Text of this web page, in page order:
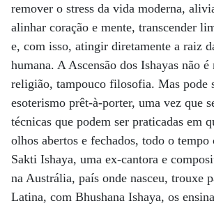
remover o stress da vida moderna,
alinhar coração e mente, transcender
e, com isso, atingir diretamente a raiz
humana. A Ascensão dos Ishayas não
religião, tampouco filosofia. Mas pode
esoterismo prêt-à-porter, uma vez que
técnicas que podem ser praticadas em
olhos abertos e fechados, todo o tempo
Sakti Ishaya, uma ex-cantora e
na Austrália, país onde nasceu, trouxe
Latina, com Bhushana Ishaya, os